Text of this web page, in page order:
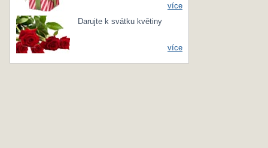
více
Darujte k svátku květiny
více